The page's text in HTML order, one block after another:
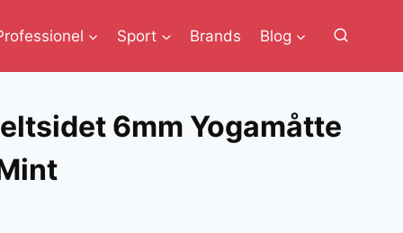
Sport Brands Blog
6mm Yogamåtte